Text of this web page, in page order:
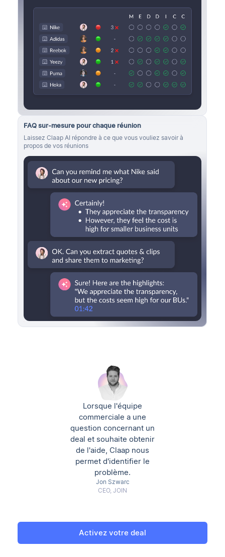
FAQ sur-mesure pour chaque réunion
Laissez Claap AI répondre à ce que vous vouliez savoir à
propos de vos réunions
Lorsque l'équipe
commerciale a une
question concernant un
deal et souhaite obtenir
de l'aide, Claap nous
permet d'identifier le
problème.
Jon Szwarc
CEO, JOIN
Activez votre deal